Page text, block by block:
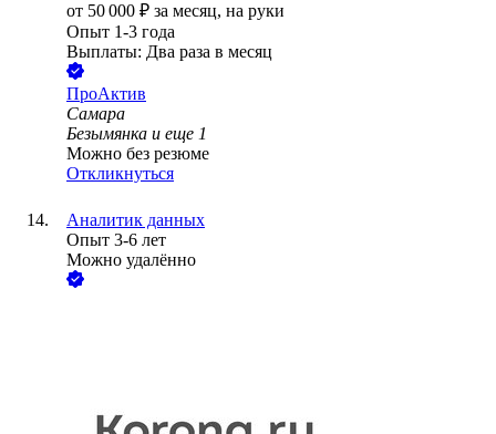
от 50 000 ₽ за месяц, на руки
Опыт 1-3 года
Выплаты: Два раза в месяц
ПроАктив
Самара
Безымянка и еще 1
Можно без резюме
Откликнуться
Аналитик данных
Опыт 3-6 лет
Можно удалённо